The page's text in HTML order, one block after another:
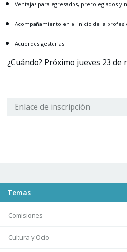
Ventajas para egresados, precolegiados y
Acompañamiento en el inicio de la
Acuerdos gestorías
¿Cuándo? Próximo jueves 23 de
Enlace de inscripción
Temas
Comisiones
Cultura y Ocio